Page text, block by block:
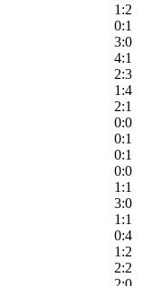
1:2
0:1
3:0
4:1
2:3
1:4
2:1
0:0
0:1
0:1
0:0
1:1
3:0
1:1
0:4
1:2
2:2